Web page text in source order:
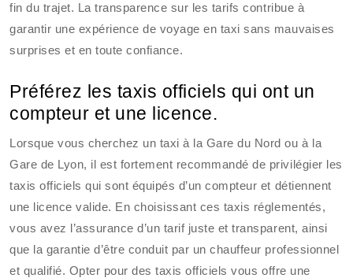
fin du trajet. La transparence sur les tarifs contribue à
garantir une expérience de voyage en taxi sans mauvaises
surprises et en toute confiance.
Préférez les taxis officiels qui ont un
compteur et une licence.
Lorsque vous cherchez un taxi à la Gare du Nord ou à la
Gare de Lyon, il est fortement recommandé de privilégier les
taxis officiels qui sont équipés d’un compteur et détiennent
une licence valide. En choisissant ces taxis réglementés,
vous avez l’assurance d’un tarif juste et transparent, ainsi
que la garantie d’être conduit par un chauffeur professionnel
et qualifié. Opter pour des taxis officiels vous offre une